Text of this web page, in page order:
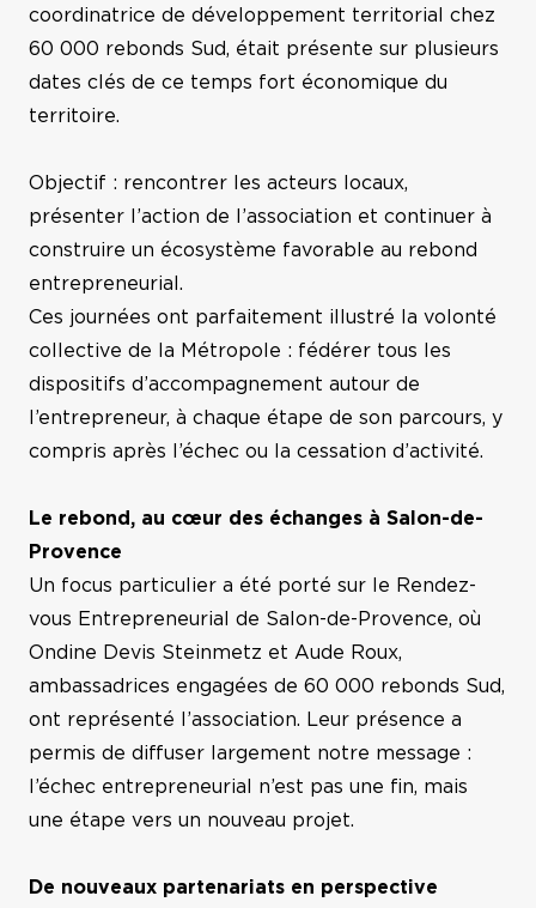
coordinatrice de développement territorial chez
60 000 rebonds Sud, était présente sur plusieurs
dates clés de ce temps fort économique du
territoire.
Objectif : rencontrer les acteurs locaux,
présenter l’action de l’association et continuer à
construire un écosystème favorable au rebond
entrepreneurial.
Ces journées ont parfaitement illustré la volonté
collective de la Métropole : fédérer tous les
dispositifs d’accompagnement autour de
l’entrepreneur, à chaque étape de son parcours, y
compris après l’échec ou la cessation d’activité.
Le rebond, au cœur des échanges à Salon-de-
Provence
Un focus particulier a été porté sur le Rendez-
vous Entrepreneurial de Salon-de-Provence, où
Ondine Devis Steinmetz et Aude Roux,
ambassadrices engagées de 60 000 rebonds Sud,
ont représenté l’association. Leur présence a
permis de diffuser largement notre message :
l’échec entrepreneurial n’est pas une fin, mais
une étape vers un nouveau projet.
De nouveaux partenariats en perspective